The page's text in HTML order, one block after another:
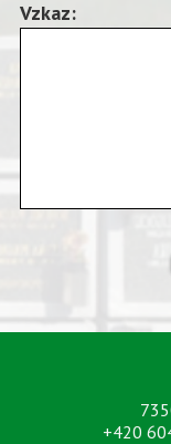
Vzkaz:
+420